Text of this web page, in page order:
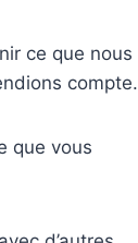
ce que nous
compte.
que vous